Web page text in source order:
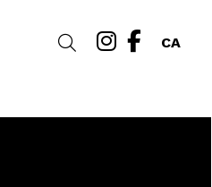
CA
Link a
Link
Cercar